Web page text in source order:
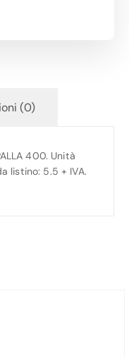
(0)
400. Unità
listino: 5.5 + IVA.